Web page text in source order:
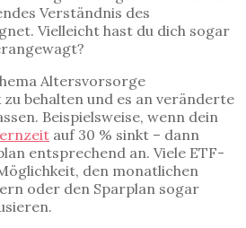
Verständnis des
Vielleicht hast du dich sogar
Altersvorsorge
behalten und es an veränderte
Beispielsweise, wenn dein
auf 30 % sinkt – dann
entsprechend an. Viele ETF-
den monatlichen
oder den Sparplan sogar